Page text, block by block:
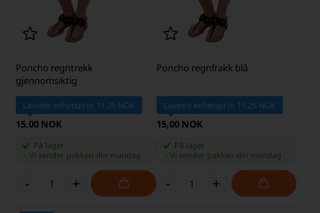
Poncho regntrekk
gjennomsiktig
Laveste enhetspris: 11,25 NOK
15,00 NOK
På lager
-Vi sender pakken din mandag
- +
Poncho regnfrakk blå
Laveste enhetspris: 11,25 NOK
15,00 NOK
På lager
Vi sender pakken din mandag
- +